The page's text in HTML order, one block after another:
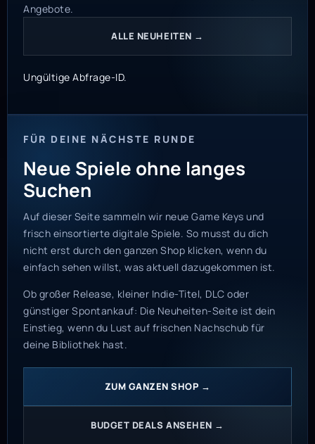
Angebote.
ALLE NEUHEITEN →
Ungültige Abfrage-ID.
FÜR DEINE NÄCHSTE RUNDE
Neue Spiele ohne langes
Suchen
Auf dieser Seite sammeln wir neue Game Keys und
frisch einsortierte digitale Spiele. So musst du dich
nicht erst durch den ganzen Shop klicken, wenn du
einfach sehen willst, was aktuell dazugekommen ist.
Ob großer Release, kleiner Indie-Titel, DLC oder
günstiger Spontankauf: Die Neuheiten-Seite ist dein
Einstieg, wenn du Lust auf frischen Nachschub für
deine Bibliothek hast.
ZUM GANZEN SHOP →
BUDGET DEALS ANSEHEN →